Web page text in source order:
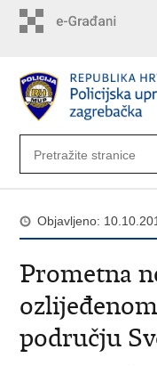
Objavljeno:
Prometna
području